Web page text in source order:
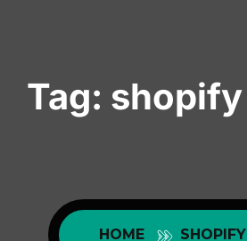
Tag: shopify
HOME